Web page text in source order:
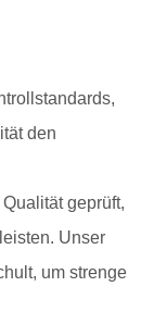
den
geprüft,
Unser
um strenge